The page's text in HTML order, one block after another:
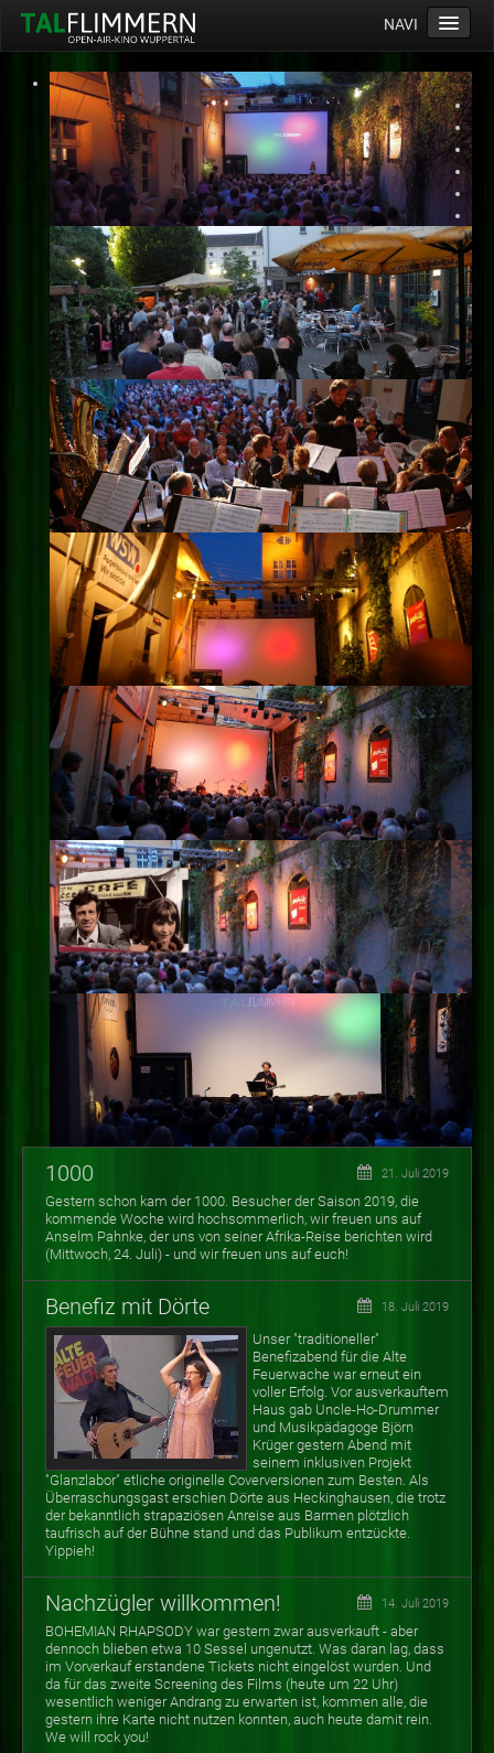
NAVI
Home
Programm
Service
Ticketinfos
Ort
Anreise
Wetter
Kinogutschein
Konzept
Archiv
Kontakt
Impressum
Datenschutz
1000 21. Juli 2019
Gestern schon kam der 1000. Besucher der Saison 2019, die
kommende Woche wird hochsommerlich, wir freuen uns auf
Anselm Pahnke, der uns von seiner Afrika-Reise berichten wird
(Mittwoch, 24. Juli) - und wir freuen uns auf euch!
Benefiz mit Dörte 18. Juli 2019
Unser "traditioneller"
Benefizabend für die Alte
Feuerwache war erneut ein
voller Erfolg. Vor ausverkauftem
Haus gab Uncle-Ho-Drummer
und Musikpädagoge Björn
Krüger gestern Abend mit
seinem inklusiven Projekt
"Glanzlabor" etliche originelle Coverversionen zum Besten. Als
Überraschungsgast erschien Dörte aus Heckinghausen, die trotz
der bekanntlich strapaziösen Anreise aus Barmen plötzlich
taufrisch auf der Bühne stand und das Publikum entzückte.
Yippieh!
Nachzügler willkommen! 14. Juli 2019
BOHEMIAN RHAPSODY war gestern zwar ausverkauft - aber
dennoch blieben etwa 10 Sessel ungenutzt. Was daran lag, dass
im Vorverkauf erstandene Tickets nicht eingelöst wurden. Und
da für das zweite Screening des Films (heute um 22 Uhr)
wesentlich weniger Andrang zu erwarten ist, kommen alle, die
gestern ihre Karte nicht nutzen konnten, auch heute damit rein.
We will rock you!